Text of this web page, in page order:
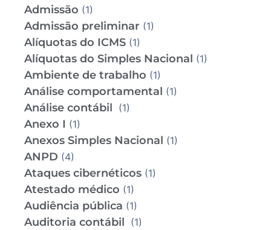
Admissão (1)
Admissão preliminar (1)
Alíquotas do ICMS (1)
Alíquotas do Simples Nacional (1)
Ambiente de trabalho (1)
Análise comportamental (1)
Análise contábil (1)
Anexo I (1)
Anexos Simples Nacional (1)
ANPD (4)
Ataques cibernéticos (1)
Atestado médico (1)
Audiência pública (1)
Auditoria contábil (1)